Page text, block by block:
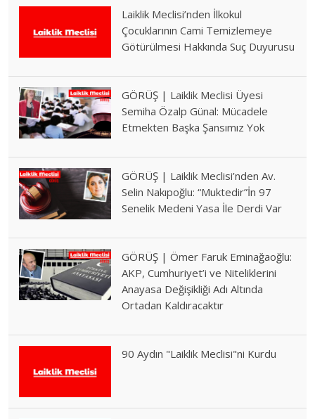
Laiklik Meclisi’nden İlkokul
Çocuklarının Cami Temizlemeye
Götürülmesi Hakkında Suç Duyurusu
GÖRÜŞ | Laiklik Meclisi Üyesi
Semiha Özalp Günal: Mücadele
Etmekten Başka Şansımız Yok
GÖRÜŞ | Laiklik Meclisi’nden Av.
Selin Nakıpoğlu: “Muktedir”İn 97
Senelik Medeni Yasa İle Derdi Var
GÖRÜŞ | Ömer Faruk Eminağaoğlu:
AKP, Cumhuriyet’i ve Niteliklerini
Anayasa Değişikliği Adı Altında
Ortadan Kaldıracaktır
90 Aydın "Laiklik Meclisi"ni Kurdu